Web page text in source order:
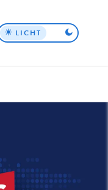
Top
LICHT